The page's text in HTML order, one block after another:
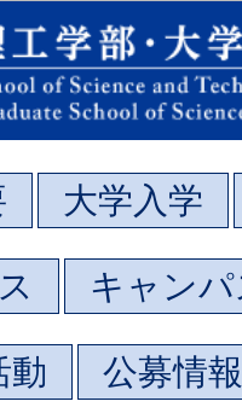
大学入学
キャン
動 公募情報